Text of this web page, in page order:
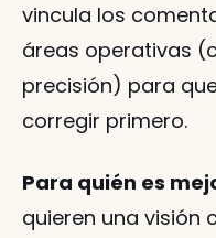
vincula los
áreas operativas
precisión) para
corregir primero.
Para quién es
quieren una visión